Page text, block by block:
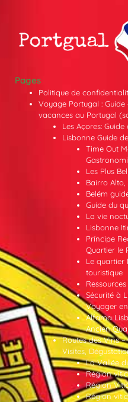
Pages
Politique de
Voyage Portugal :
vacances au Portugal
Les Açores:
Lisbonne Guide
Time Out
Les Plus
Bairro
Belém
Guide du
La vie
Lisbonne
Príncipe
Quartier le
Le quartier
touristique
Sécurité à
Voyager
Alfama
Ancien
Routes des Vins
Visites,
La Vallée
Région
Région
Région